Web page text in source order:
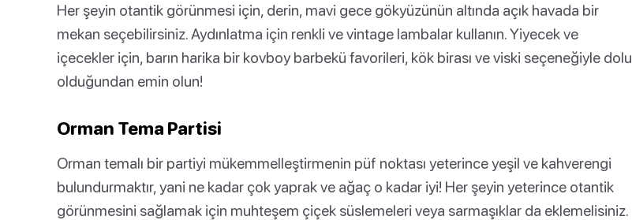
Her şeyin otantik görünmesi için, derin, mavi gece gökyüzünün altında açık havada bir
mekan seçebilirsiniz. Aydınlatma için renkli ve vintage lambalar kullanın. Yiyecek ve
içecekler için, barın harika bir kovboy barbekü favorileri, kök birası ve viski seçeneğiyle dolu
olduğundan emin olun!
Orman Tema Partisi
Orman temalı bir partiyi mükemmelleştirmenin püf noktası yeterince yeşil ve kahverengi
bulundurmaktır, yani ne kadar çok yaprak ve ağaç o kadar iyi! Her şeyin yeterince otantik
görünmesini sağlamak için muhteşem çiçek süslemeleri veya sarmaşıklar da eklemelisiniz.